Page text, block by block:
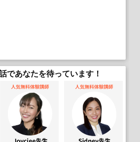
であなたを待っています！